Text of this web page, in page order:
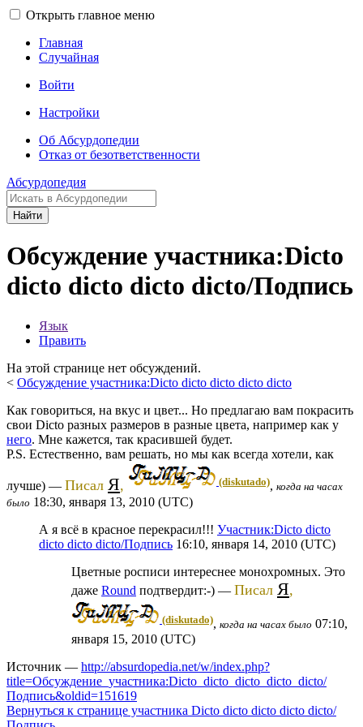
Открыть главное меню
Главная
Случайная
Войти
Настройки
Об Абсурдопедии
Отказ от безответственности
Абсурдопедия
Найти
Обсуждение участника:Dicto
dicto dicto dicto dicto/Подпись
Язык
Править
На этой странице нет обсуждений.
< Обсуждение участника:Dicto dicto dicto dicto dicto
Как говориться, на вкус и цвет... Но предлагаю вам покрасить
свои Dicto разных размеров в разные цвета, например как у
него. Мне кажется, так красившей будет.
P.S. Естественно, вам решать, но мы как всегда хотели, как
лучше) — Писал Я, (diskutado), когда на часах
было 18:30, января 13, 2010 (UTC)
А я всё в красное перекрасил!!! Участник:Dicto dicto
dicto dicto dicto/Подпись 16:10, января 14, 2010 (UTC)
Цветные росписи интереснее монохромных. Это
даже Round подтвердит:-) — Писал Я,
(diskutado), когда на часах было 07:10,
января 15, 2010 (UTC)
Источник — http://absurdopedia.net/w/index.php?
title=Обсуждение_участника:Dicto_dicto_dicto_dicto_dicto/
Подпись&oldid=151619
Вернуться к странице участника Dicto dicto dicto dicto dicto/